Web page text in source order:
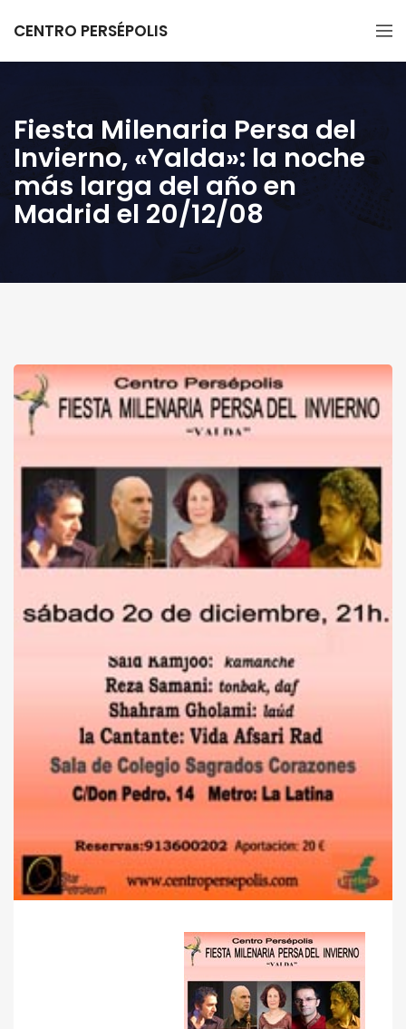
CENTRO PERSÉPOLIS
Fiesta Milenaria Persa del
Invierno, «Yalda»: la noche
más larga del año en
Madrid el 20/12/08